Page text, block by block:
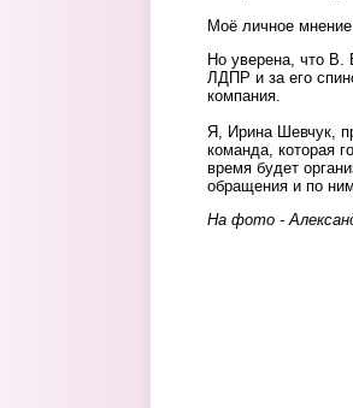
Моё личное
Но уверена, что В.
ЛДПР и за его
компания.
Я, Ирина Шевчук,
команда, которая
время будет
обращения и по
На фото -